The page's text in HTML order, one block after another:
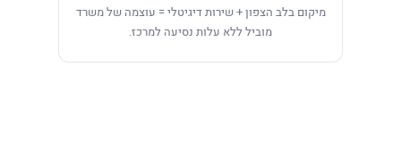
מיקום בלב הצפון + שירות דיגיטלי = עוצמה של משרד
מוביל ללא עלות נסיעה למרכז.